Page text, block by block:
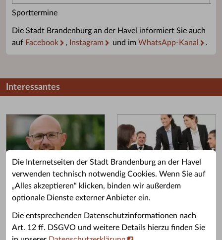
Die Internetseiten der Stadt Brandenburg an der Havel
verwenden technisch notwendig Cookies. Wenn Sie auf
„Alles akzeptieren“ klicken, binden wir außerdem
optionale Dienste externer Anbieter ein.
Die entsprechenden Datenschutzinformationen nach
Art. 12 ff. DSGVO und weitere Details hierzu finden Sie
Sporttermine
Die Stadt Brandenburg an der Havel informiert Sie auch
auf Facebook , Instagram und im WhatsApp-Kanal .
Interessantes
Grußwort des OB